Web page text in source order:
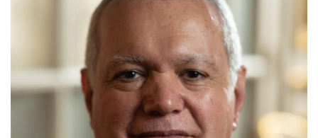
Urithi wa Nasser
Harakati ya Nasser kwa Vijana
Kanuni na Masharti ya Udhamini wa